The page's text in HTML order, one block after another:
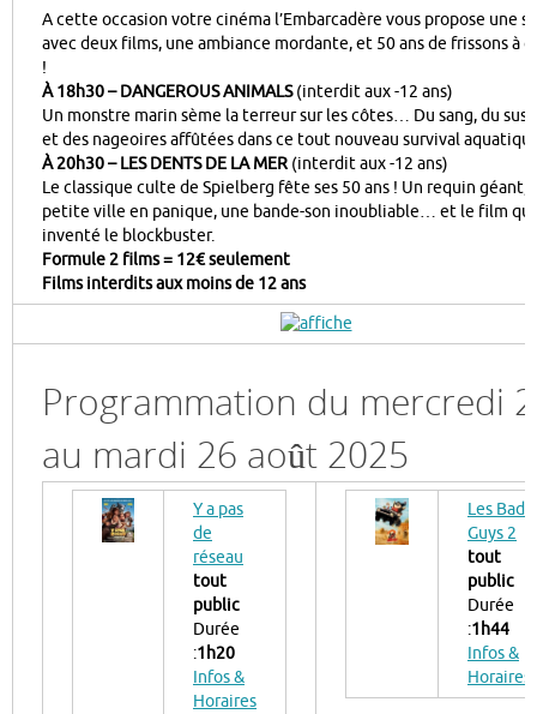
A cette occasion votre cinéma l’Embarcadère vous propose une
avec deux films, une ambiance mordante, et 50 ans de frissons à
!
À 18h30 – DANGEROUS ANIMALS(interdit aux -12 ans)
Un monstre marin sème la terreur sur les côtes… Du sang, du
et des nageoires affûtées dans ce tout nouveau survival
À 20h30 – LES DENTS DE LA MER (interdit aux -12 ans)
Le classique culte de Spielberg fête ses 50 ans ! Un requin géant,
petite ville en panique, une bande-son inoubliable… et le film qui
inventé le blockbuster.
Formule 2 films = 12€ seulement
Films interdits aux moins de 12 ans
Programmation du mercredi
au mardi 26 août 2025
Y a pas
de
réseau
tout
public
Durée
:1h20
Infos &
Horaires
Les Bad
Guys 2
tout
public
Durée
:1h44
Infos &
Horaires